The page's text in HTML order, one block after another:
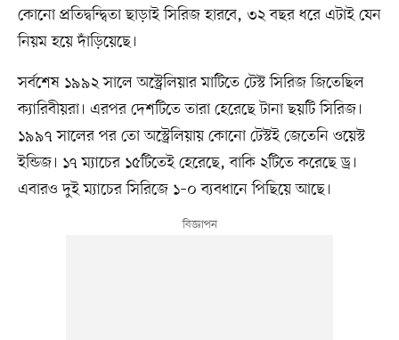
কোনো প্রতিদ্বন্দ্বিতা ছাড়াই সিরিজ হারবে, ৩২ বছর ধরে এটাই যেন
নিয়ম হয়ে দাঁড়িয়েছে।
সর্বশেষ ১৯৯২ সালে অস্ট্রেলিয়ার মাটিতে টেস্ট সিরিজ জিতেছিল
ক্যারিবীয়রা। এরপর দেশটিতে তারা হেরেছে টানা ছয়টি সিরিজ।
১৯৯৭ সালের পর তো অস্ট্রেলিয়ায় কোনো টেস্টই জেতেনি ওয়েস্ট
ইন্ডিজ। ১৭ ম্যাচের ১৫টিতেই হেরেছে, বাকি ২টিতে করেছে ড্র।
এবারও দুই ম্যাচের সিরিজে ১–০ ব্যবধানে পিছিয়ে আছে।